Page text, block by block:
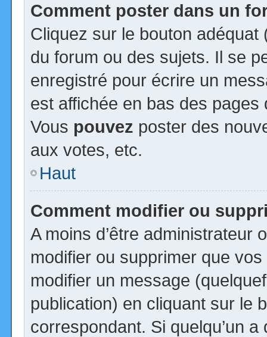
Comment poster dans un
Cliquez sur le bouton
du forum ou des sujets. Il se
enregistré pour écrire un
est affichée en bas des
Vous pouvez poster des
aux votes, etc.
Haut
Comment modifier ou
A moins d’être administrateur
modifier ou supprimer que
modifier un message
publication) en cliquant sur le
correspondant. Si quelqu’un